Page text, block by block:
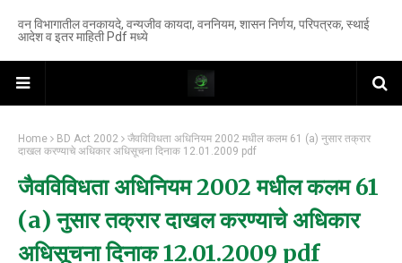
वन विभागातील वनकायदे, वन्यजीव कायदा, वननियम, शासन निर्णय, परिपत्रक, स्थाई
आदेश व इतर माहिती Pdf मध्ये
Home BD Act 2002
जैवविविधता अधिनियम 2002 मधील कलम 61 (a) नुसार तक्रार
दाखल करण्याचे अधिकार अधिसूचना दिनाक 12.01.2009 pdf
जैवविविधता अधिनियम 2002 मधील कलम 61
(a) नुसार तक्रार दाखल करण्याचे अधिकार
अधिसूचना दिनाक 12.01.2009 pdf